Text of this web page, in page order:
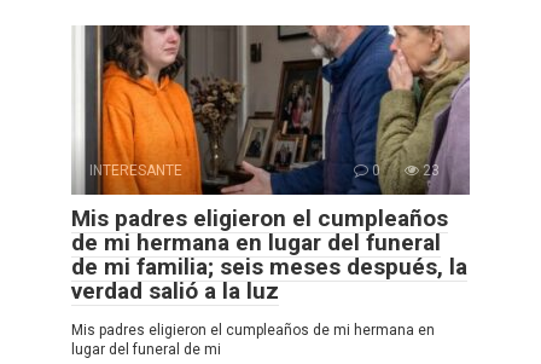
INTERESANTE 0 23
Mis padres eligieron el cumpleaños
de mi hermana en lugar del funeral
de mi familia; seis meses después, la
verdad salió a la luz
Mis padres eligieron el cumpleaños de mi hermana en
lugar del funeral de mi